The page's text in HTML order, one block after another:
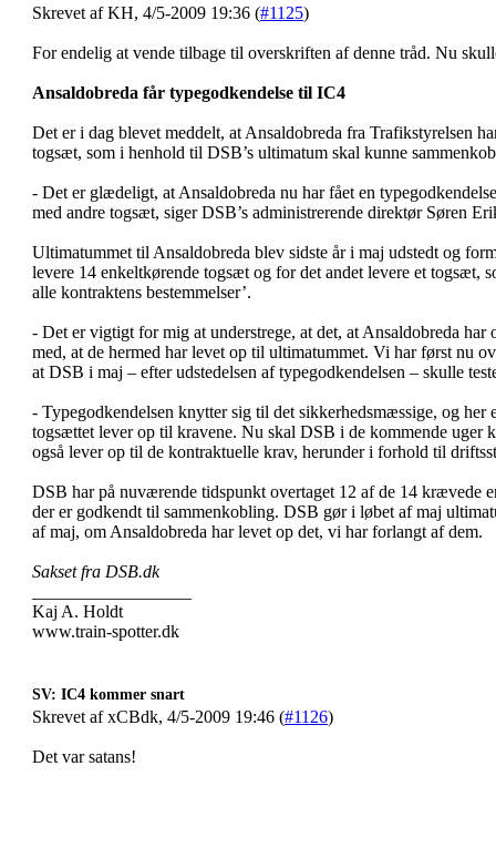
Skrevet af KH, 4/5-2009 19:36 (#1125)
For endelig at vende tilbage til overskriften af denne tråd. Nu
Ansaldobreda får typegodkendelse til IC4
Det er i dag blevet meddelt, at Ansaldobreda fra Trafikstyrelsen
togsæt, som i henhold til DSB’s ultimatum skal kunne
- Det er glædeligt, at Ansaldobreda nu har fået en
med andre togsæt, siger DSB’s administrerende direktør Søren
Ultimatummet til Ansaldobreda blev sidste år i maj udstedt og
levere 14 enkeltkørende togsæt og for det andet levere et togsæt,
alle kontraktens bestemmelser’.
- Det er vigtigt for mig at understrege, at det, at Ansaldobreda har
med, at de hermed har levet op til ultimatummet. Vi har først nu
at DSB i maj – efter udstedelsen af typegodkendelsen – skulle
- Typegodkendelsen knytter sig til det sikkerhedsmæssige, og
togsættet lever op til kravene. Nu skal DSB i de kommende uger
også lever op til de kontraktuelle krav, herunder i forhold til
DSB har på nuværende tidspunkt overtaget 12 af de 14 krævede
der er godkendt til sammenkobling. DSB gør i løbet af maj
af maj, om Ansaldobreda har levet op det, vi har forlangt af dem.
Sakset fra DSB.dk
Kaj A. Holdt
www.train-spotter.dk
SV: IC4 kommer snart
Skrevet af xCBdk, 4/5-2009 19:46 (#1126)
Det var satans!